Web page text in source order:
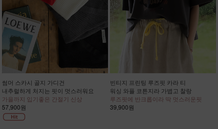
썸머 스카시 골지 가디건
내추럴하게 처지는 핏이 멋스러워요
가을까지 입기좋은 간절기 신상
57,900원
빈티지 프린팅 루즈핏 카라 티
워싱 와플 코튼지라 가볍고 찰랑
루즈핏에 반크롭이라 딱 멋스러운핏
39,900원